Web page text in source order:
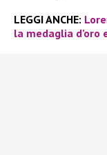
LEGGI ANCHE:
la medaglia d’oro